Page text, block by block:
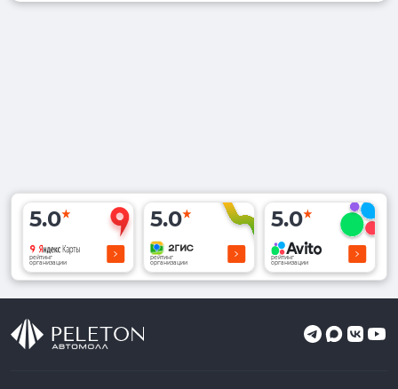
5.0
рейтинг
организации
5.0
рейтинг
организации
5.0
рейтинг
организации